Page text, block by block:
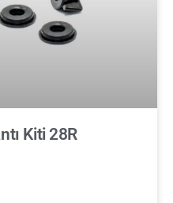
Kiti 28R